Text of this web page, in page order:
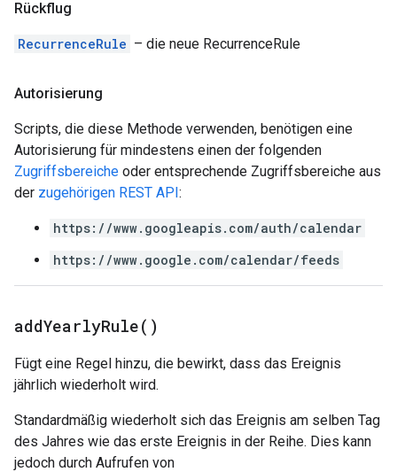
Rückflug
RecurrenceRule – die neue RecurrenceRule
Autorisierung
Scripts, die diese Methode verwenden, benötigen eine
Autorisierung für mindestens einen der folgenden
Zugriffsbereiche oder entsprechende Zugriffsbereiche aus
der zugehörigen REST API:
https://www.googleapis.com/auth/calendar
https://www.google.com/calendar/feeds
addYearlyRule( )
Fügt eine Regel hinzu, die bewirkt, dass das Ereignis
jährlich wiederholt wird.
Standardmäßig wiederholt sich das Ereignis am selben Tag
des Jahres wie das erste Ereignis in der Reihe. Dies kann
jedoch durch Aufrufen von